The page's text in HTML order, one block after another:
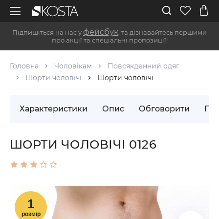
Підпишіться на нас у фейсбук , та дізнавайтесь першими
про акції та спеціальні пропозиції!
Головна Чоловікам
Повсякденний одяг
Шорти чоловічі
Шорти чоловічі
Характеристики Опис Обговорити
ШОРТИ ЧОЛОВІЧІ 0126